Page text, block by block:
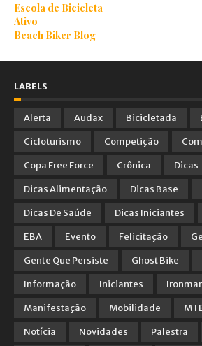
Escola de Bicicleta
Ativo
Beach Biker Blog
LABELS
Alerta Audax Bicicletada
Cicloturismo
Competição
Copa Free Force
Crônica
Dicas
Dicas Alimentação
Dicas Base
Dicas De Saúde
Dicas Iniciantes
EBA
Evento Felicitação
Gente Que Persiste
Ghost Bike
Informação
Iniciantes
Manifestação
Mobilidade
Notícia
Novidades Palestra